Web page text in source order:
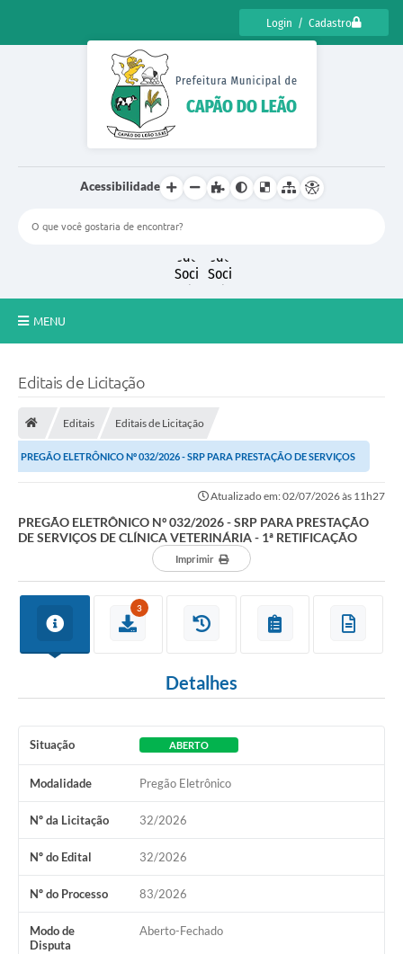
Login / Cadastro
Acessibilidade
MENU
Transparência
Secretaria Municipal de Cultura, Desporto e
Consulta de pedido pelo Fly transparência – Betha
Licenciamento Ambiental
Contratos/Atas de Registro de Preços
Ouvidoria
Telefones Úteis
Editais de Licitação
Editais Editais de Licitação
PREGÃO ELETRÔNICO Nº 032/2026 - SRP PARA PRESTAÇÃO DE SERVIÇOS
Atualizado em: 02/07/2026 às 11h27
PREGÃO ELETRÔNICO Nº 032/2026 - SRP PARA PRESTAÇÃO
DE SERVIÇOS DE CLÍNICA VETERINÁRIA - 1ª RETIFICAÇÃO
Imprimir
3
Detalhes
Situação ABERTO
Modalidade Pregão Eletrônico
Nº da Licitação 32/2026
Nº do Edital 32/2026
Nº do Processo 83/2026
Modo de
Disputa
Aberto-Fechado